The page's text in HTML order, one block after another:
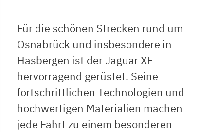
Für die schönen Strecken rund um
Osnabrück und insbesondere in
Hasbergen ist der Jaguar XF
hervorragend gerüstet. Seine
fortschrittlichen Technologien und
hochwertigen Materialien machen
jede Fahrt zu einem besonderen